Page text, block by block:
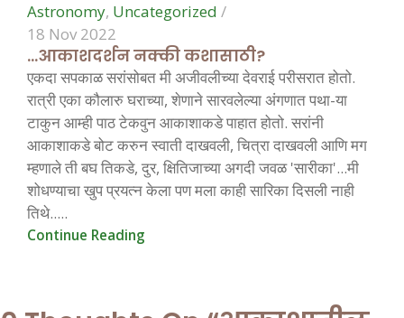
Astronomy, Uncategorized
18 Nov 2022
…आकाशदर्शन नक्की कशासाठी?
एकदा सपकाळ सरांसोबत मी अजीवलीच्या देवराई परीसरात होतो.
रात्री एका कौलारु घराच्या, शेणाने सारवलेल्या अंगणात पथा-या
टाकुन आम्ही पाठ टेकवुन आकाशाकडे पाहात होतो. सरांनी
आकाशाकडे बोट करुन स्वाती दाखवली, चित्रा दाखवली आणि मग
म्हणाले ती बघ तिकडे, दुर, क्षितिजाच्या अगदी जवळ 'सारीका'...मी
शोधण्याचा खुप प्रयत्न केला पण मला काही सारिका दिसली नाही
तिथे.....
Continue Reading